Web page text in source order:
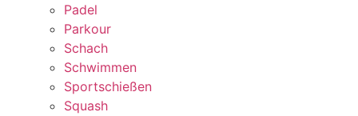
Padel
Parkour
Schach
Schwimmen
Sportschießen
Squash